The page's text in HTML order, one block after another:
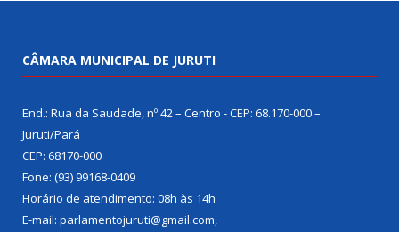
CÂMARA MUNICIPAL DE JURUTI
End.: Rua da Saudade, nº 42 – Centro - CEP: 68.170-000 –
Juruti/Pará
CEP: 68170-000
Fone: (93) 99168-0409
Horário de atendimento: 08h às 14h
E-mail: parlamentojuruti@gmail.com,